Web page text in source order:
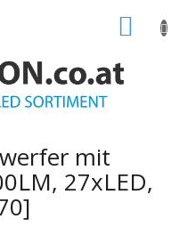
mit
27xLED,